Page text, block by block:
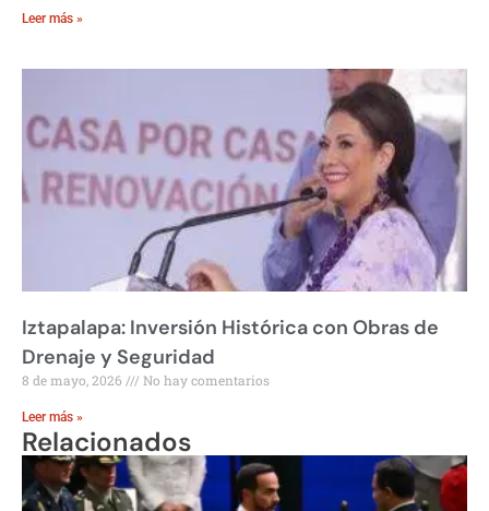
Leer más »
Iztapalapa: Inversión Histórica con Obras de
Drenaje y Seguridad
8 de mayo, 2026 No hay comentarios
Leer más »
Relacionados